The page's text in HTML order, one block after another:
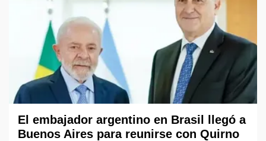
El embajador argentino en Brasil llegó a
Buenos Aires para reunirse con Quirno